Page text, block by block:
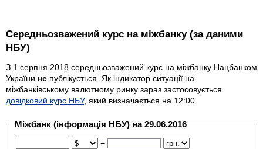
Середньозважений курс на міжбанку (за даними
НБУ)
З 1 серпня 2018 середньозважений курс на міжбанку Нацбанком
України не публікується. Як індикатор ситуації на
міжбанківському валютному ринку зараз застосовується
довідковий курс НБУ, який визначається на 12:00.
Міжбанк (інформація НБУ) на 29.06.2016
=